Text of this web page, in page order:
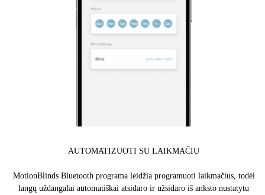
AUTOMATIZUOTI SU LAIKMAČIU
MotionBlinds Bluetooth programa leidžia programuoti laikmačius, todėl
langų uždangalai automatiškai atsidaro ir užsidaro iš anksto nustatytu